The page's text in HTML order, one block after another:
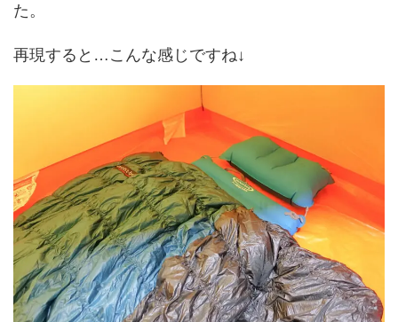
た。
再現すると…こんな感じですね↓